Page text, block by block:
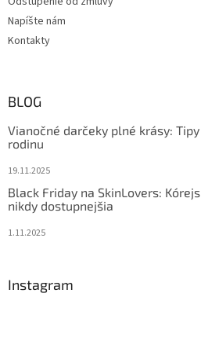
Napíšte nám
Kontakty
BLOG
Vianočné darčeky plné krásy:
rodinu
19.11.2025
Black Friday na SkinLovers:
nikdy dostupnejšia
1.11.2025
Instagram